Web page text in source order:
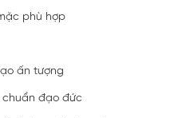
phù hợp
ấn tượng
chuẩn đạo đức